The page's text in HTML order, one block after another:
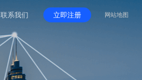
联系我们 立即注册 网站地图